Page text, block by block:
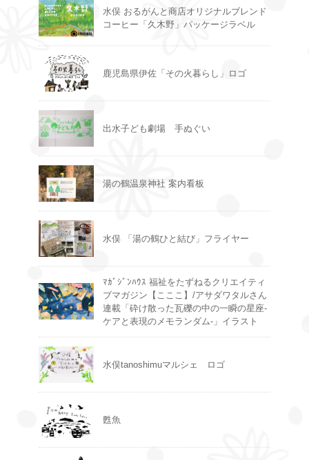
水俣 おるがんと商店オリジナルブレンド
コーヒー「久木野」パッケージラベル
鹿児島県伊佐「その火暮らし」ロゴ
出水子ども劇場 手ぬぐい
湯の鶴温泉神社 案内看板
水俣 「湯の鶴ひと結び」フライヤー
ﾏｶﾞｼﾞﾝﾊｳｽ 福祉をたずねるクリエイティ
ブマガジン【こここ】/アサダワタルさん
連載「砕け散った瓦礫の中の一瞬の星座-
ケアと表現のメモランダム-」イラスト
水俣tanoshimuマルシェ ロゴ
甦魚